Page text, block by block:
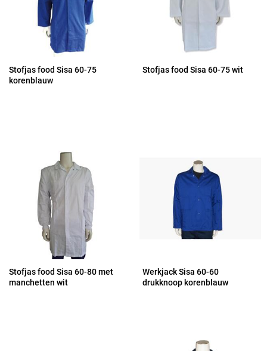
Stofjas food Sisa 60-75
korenblauw
Stofjas food Sisa 60-75 wit
Stofjas food Sisa 60-80 met
manchetten wit
Werkjack Sisa 60-60
drukknoop korenblauw